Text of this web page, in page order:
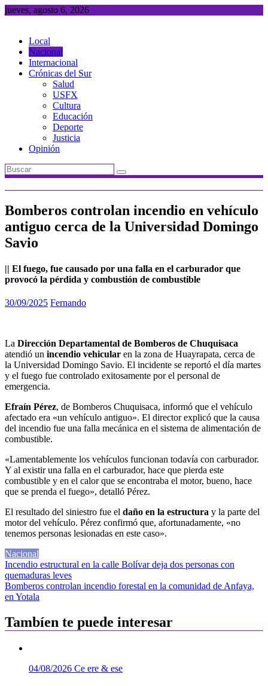
Saltar
jueves, agosto 6, 2026
Local
Nacional
Internacional
Crónicas del Sur
Salud
USFX
Cultura
Educación
Deporte
Justicia
Opinión
Bomberos controlan incendio en vehículo
antiguo cerca de la Universidad Domingo
Savio
|| El fuego, fue causado por una falla en el carburador que
provocó la pérdida y combustión de combustible
30/09/2025 Fernando
La Dirección Departamental de Bomberos de Chuquisaca
atendió un incendio vehicular en la zona de Huayrapata, cerca de
la Universidad Domingo Savio. El incidente se reportó el día martes
y el fuego fue controlado exitosamente por el personal de
emergencia.
Efraín Pérez, de Bomberos Chuquisaca, informó que el vehículo
afectado era «un vehículo antiguo». El director explicó que la causa
del incendio fue una falla mecánica en el sistema de alimentación de
combustible.
«Lamentablemente los vehículos funcionan todavía con carburador.
Y al existir una falla en el carburador, hace que pierda este
combustible y en el calor que se encontraba el motor, bueno, hace
que se prenda el fuego», detalló Pérez.
El resultado del siniestro fue el daño en la estructura y la parte del
motor del vehículo. Pérez confirmó que, afortunadamente, «no
tenemos personas lesionadas en este caso».
Nacional
Navegación
de
entradas
Incendio estructural en la calle Bolívar deja dos personas con
quemaduras leves
Bomberos controlan incendio forestal en la comunidad de Anfaya,
en Yotala
Tambíen te puede interesar
04/08/2026 Ce ere & ese